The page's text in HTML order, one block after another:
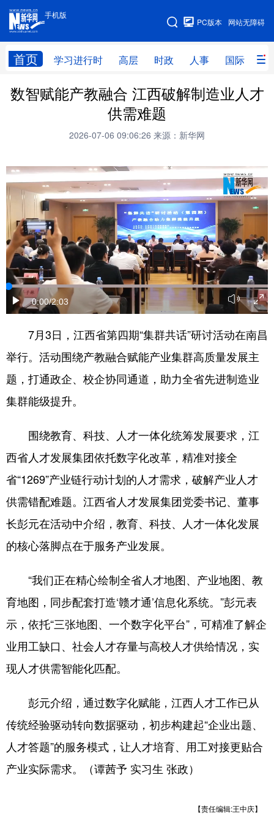
手机版
网站无障碍
PC版本
首页 学习进行时 高层 时政 人事 国际 财
手机版
网站地图
学习进行时 高层 时政 人事
财经 网评
全球连线
科技 科创 量子 体育
文化 书画 健康 军事
访谈 视频 图片 政务
法律 中央文件 金融 汽车
食品 信息化 数字经济
学术中国 乡村振兴 银龄 溯源中国
彩票 娱乐 时尚 悦读
公益 一带一路 亚太网 上市公司
文化产业
地方频道
北京 天津 河北 山西
辽宁 吉林 上海 江苏
浙江 安徽 福建 江西
山东 河南 湖北
广东 广西 海南 重庆
四川 贵州 云南 西藏
陕西 甘肃 青海 宁夏
新疆 内蒙古 黑龙江
多语种频道
English Español Français عربى
Русский язык 日本語 한국어
数智赋能产教融合 江西破解制造业人才
供需难题
2026-07-06 09:06:26 来源：新华网
0:00/2:03
7月3日，江西省第四期“集群共话”研讨活动在南昌
举行。活动围绕产教融合赋能产业集群高质量发展主
题，打通政企、校企协同通道，助力全省先进制造业
集群能级提升。
围绕教育、科技、人才一体化统筹发展要求，江
西省人才发展集团依托数字化改革，精准对接全
省“1269”产业链行动计划的人才需求，破解产业人才
供需错配难题。江西省人才发展集团党委书记、董事
长彭元在活动中介绍，教育、科技、人才一体化发展
的核心落脚点在于服务产业发展。
“我们正在精心绘制全省人才地图、产业地图、教
育地图，同步配套打造‘赣才通’信息化系统。”彭元表
示，依托“三张地图、一个数字化平台”，可精准了解企
业用工缺口、社会人才存量与高校人才供给情况，实
现人才供需智能化匹配。
彭元介绍，通过数字化赋能，江西人才工作已从
传统经验驱动转向数据驱动，初步构建起“企业出题、
人才答题”的服务模式，让人才培育、用工对接更贴合
产业实际需求。（谭茜予 实习生 张政）
【责任编辑:王中庆】